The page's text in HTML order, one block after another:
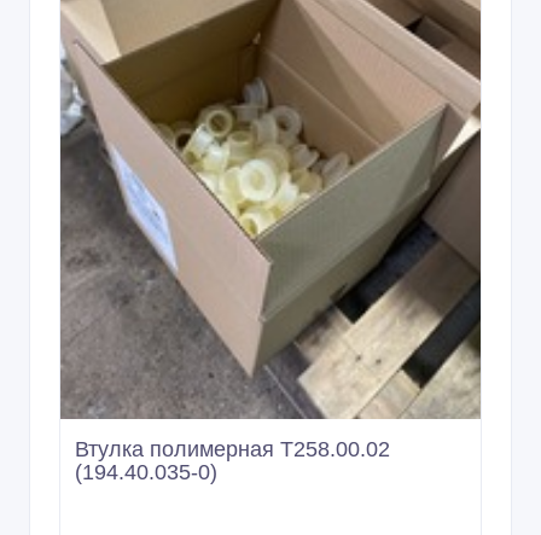
Втулка полимерная Т258.00.02
(194.40.035-0)